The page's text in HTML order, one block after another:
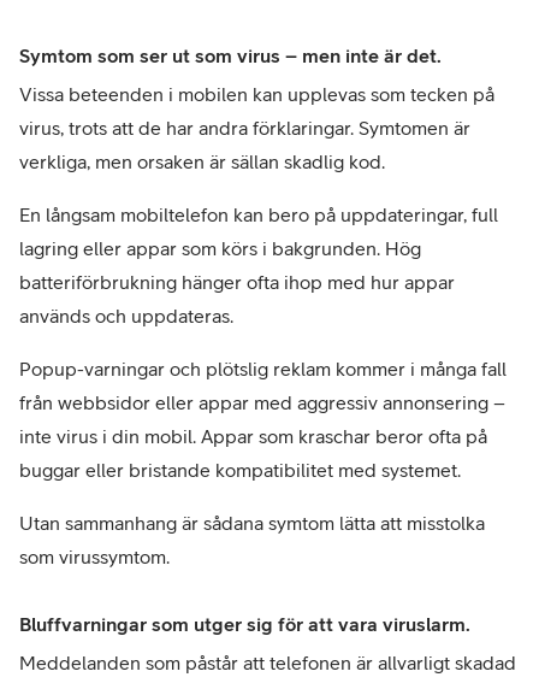
Symtom som ser ut som virus – men inte är det.
Vissa beteenden i mobilen kan upplevas som tecken på
virus, trots att de har andra förklaringar. Symtomen är
verkliga, men orsaken är sällan skadlig kod.
En långsam mobiltelefon kan bero på uppdateringar, full
lagring eller appar som körs i bakgrunden. Hög
batteriförbrukning hänger ofta ihop med hur appar
används och uppdateras.
Popup-varningar och plötslig reklam kommer i många fall
från webbsidor eller appar med aggressiv annonsering –
inte virus i din mobil. Appar som kraschar beror ofta på
buggar eller bristande kompatibilitet med systemet.
Utan sammanhang är sådana symtom lätta att misstolka
som virussymtom.
Bluffvarningar som utger sig för att vara viruslarm.
Meddelanden som påstår att telefonen är allvarligt skadad